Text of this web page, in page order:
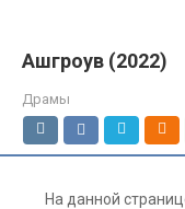
Ашгроув (2022)
Драмы
На данной